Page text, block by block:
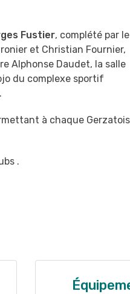
Fustier, complété par le
et Christian Fournier,
Alphonse Daudet, la salle
du complexe sportif
à chaque Gerzatois
.